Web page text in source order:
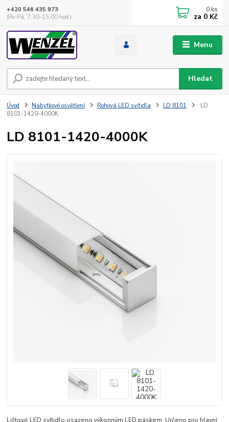
Menu
Hledat
+420 546 435 973
(Po-Pá, 7:30-15:00 hod.)
0 ks
za 0 Kč
Úvod Nábytkové osvětlení Rohová LED svítidla LD 8101
LD
8101-1420-4000K
LD 8101-1420-4000K
Lištové LED svítidlo osazeno výkonným LED páskem. Určeno pro hlavní